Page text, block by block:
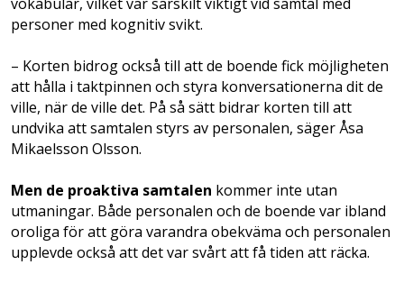
personer med kognitiv svikt.
– Korten bidrog också till att de boende fick möjligheten
att hålla i taktpinnen och styra konversationerna dit de
ville, när de ville det. På så sätt bidrar korten till att
undvika att samtalen styrs av personalen, säger Åsa
Mikaelsson Olsson.
Men de proaktiva samtalen kommer inte utan
utmaningar. Både personalen och de boende var ibland
oroliga för att göra varandra obekväma och personalen
upplevde också att det var svårt att få tiden att räcka.